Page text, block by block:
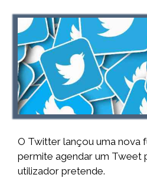
O Twitter lançou uma nova
permite agendar um Tweet
utilizador pretende.